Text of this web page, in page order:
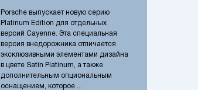
Porsche выпускает новую серию
Platinum Edition для отдельных
версий Cayenne. Эта специальная
версия внедорожника отличается
эксклюзивными элементами дизайна
в цвете Satin Platinum, а также
дополнительным опциональным
оснащением, которое ...